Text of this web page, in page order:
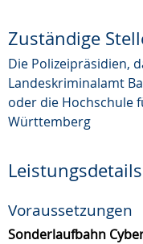
Zuständige
Die Polizeipräsidien,
Landeskriminalamt
oder die Hochschule
Württemberg
Leistungsdetails
Voraussetzungen
Sonderlaufbahn